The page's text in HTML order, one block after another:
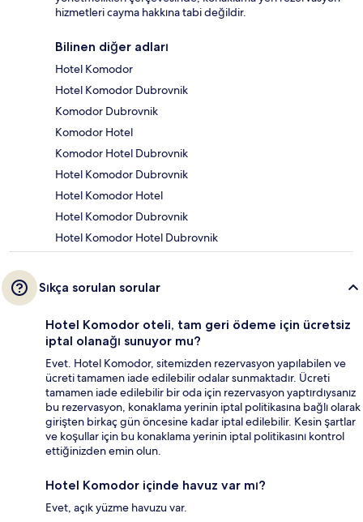
hizmetleri cayma hakkına tabi değildir.
Bilinen diğer adları
Hotel Komodor
Hotel Komodor Dubrovnik
Komodor Dubrovnik
Komodor Hotel
Komodor Hotel Dubrovnik
Hotel Komodor Dubrovnik
Hotel Komodor Hotel
Hotel Komodor Dubrovnik
Hotel Komodor Hotel Dubrovnik
Sıkça sorulan sorular
Hotel Komodor oteli, tam geri ödeme için ücretsiz
iptal olanağı sunuyor mu?
Evet. Hotel Komodor, sitemizden rezervasyon yapılabilen ve
ücreti tamamen iade edilebilir odalar sunmaktadır. Ücreti
tamamen iade edilebilir bir oda için rezervasyon yaptırdıysanız
bu rezervasyon, konaklama yerinin iptal politikasına bağlı olarak
girişten birkaç gün öncesine kadar iptal edilebilir. Kesin şartlar
ve koşullar için bu konaklama yerinin iptal politikasını kontrol
ettiğinizden emin olun.
Hotel Komodor içinde havuz var mı?
Evet, açık yüzme havuzu var.